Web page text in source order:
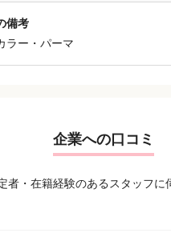
備考
ラー・パーマ
企業への口コミ
者・在籍経験のあるスタッフに